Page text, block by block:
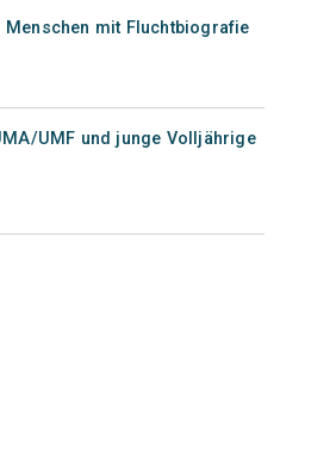
mit Fluchtbiografie
UMF und junge Volljährige